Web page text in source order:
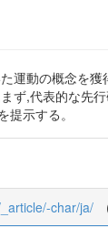
運動の概念を
ず,代表的な先
示する。
char/ja/